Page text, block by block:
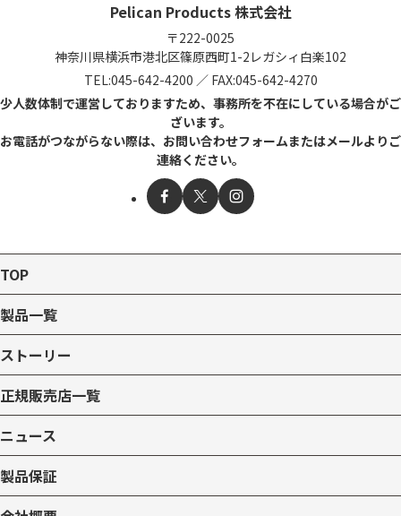
Pelican Products 株式会社
〒222-0025
神奈川県横浜市港北区篠原西町1-2 レガシィ白楽102
TEL:045-642-4200 ／ FAX:045-642-4270
少人数体制で運営しておりますため、事務所を不在にしている場合がご
ざいます。
お電話がつながらない際は、お問い合わせフォームまたはメールよりご
連絡ください。
TOP
製品一覧
ストーリー
正規販売店一覧
ニュース
製品保証